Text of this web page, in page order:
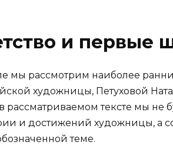
и первые
мы рассмотрим наиболее
художницы, Петуховой
рассматриваемом тексте мы не
и достижений художницы, а
теме.